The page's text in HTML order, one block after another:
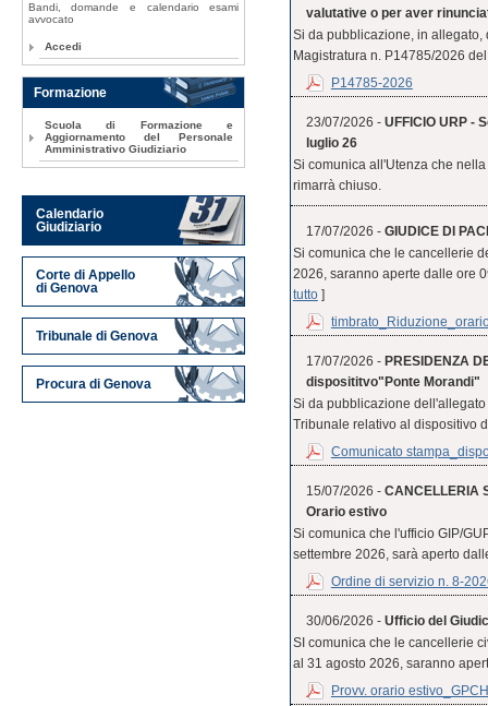
valutative o per aver
Si da pubblicazione, in
Magistratura n. P14785/2026
P14785-2026
23/07/2026 - UFFICIO URP -
luglio 26
Si comunica all'Utenza che
rimarrà chiuso.
17/07/2026 - GIUDICE DI
Si comunica che le cancellerie
2026, saranno aperte dalle ore
tutto]
17/07/2026 - PRESIDENZA
disposititvo"Ponte Morandi"
Si da pubblicazione
Tribunale relativo al dispositivo
Comunicato
15/07/2026 - CANCELLERIA
Orario estivo
Si comunica che l'ufficio GIP/
settembre 2026, sarà aperto
Ordine di servizio n. 8-
30/06/2026 - Ufficio del
SI comunica che le cancellerie
al 31 agosto 2026, saranno
Provv. orario
Bandi, domande e calendario esami
avvocato
Accedi
Formazione
Scuola di Formazione e
Aggiornamento del Personale
Amministrativo Giudiziario
Calendario
Giudiziario
Corte di Appello
di Genova
Tribunale di Genova
Procura di Genova